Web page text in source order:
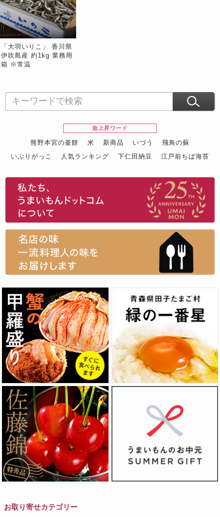
「大羽いりこ」 香川県
伊吹島産 約1kg 業務用
箱 ※常温
急上昇ワード
熊野本宮の釜餅 米 新商品 いづう
飛鳥の蘇
いぶりがっこ
人気ランキング 下仁田納豆
江戸前ちば海苔
お取り寄せカテゴリー